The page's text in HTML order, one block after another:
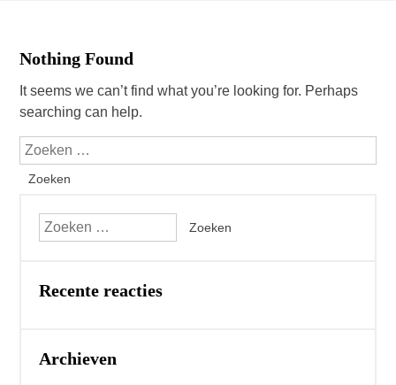
Nothing Found
It seems we can’t find what you’re looking for. Perhaps
searching can help.
Recente reacties
Archieven